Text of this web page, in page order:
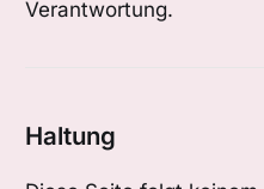
Verantwortung.
Haltung